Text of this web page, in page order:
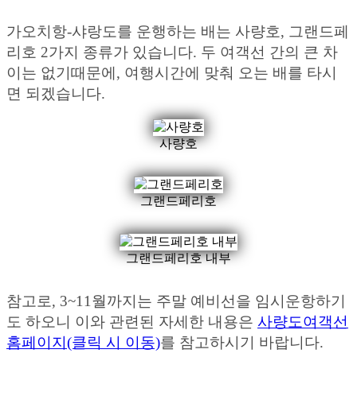
가오치항-샤랑도를 운행하는 배는 사량호, 그랜드페
리호 2가지 종류가 있습니다. 두 여객선 간의 큰 차
이는 없기때문에, 여행시간에 맞춰 오는 배를 타시
면 되겠습니다.
사량호
그랜드페리호
그랜드페리호 내부
참고로, 3~11월까지는 주말 예비선을 임시운항하기
도 하오니 이와 관련된 자세한 내용은 사량도여객선
홈페이지(클릭 시 이동)를 참고하시기 바랍니다.